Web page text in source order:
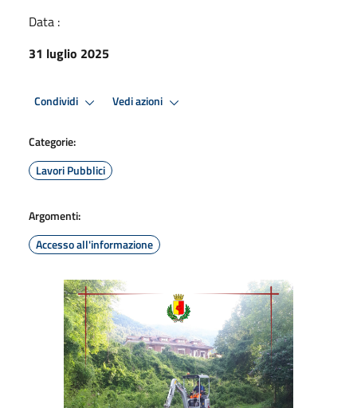
Data :
31 luglio 2025
Condividi Vedi azioni
Categorie:
Lavori Pubblici
Argomenti:
Accesso all'informazione